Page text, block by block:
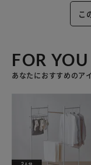
こ
FOR YOU
あなたにおすすめのア